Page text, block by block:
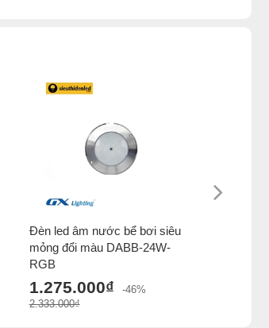
Đèn led âm nước bể bơi siêu
mỏng đổi màu DABB-24W-
RGB
1.275.000₫
-46%
2.333.000₫